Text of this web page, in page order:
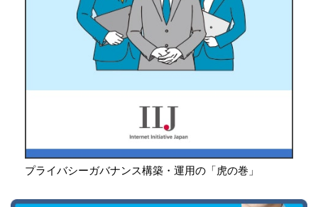
プライバシーガバナンス構築・運用の「虎の巻」